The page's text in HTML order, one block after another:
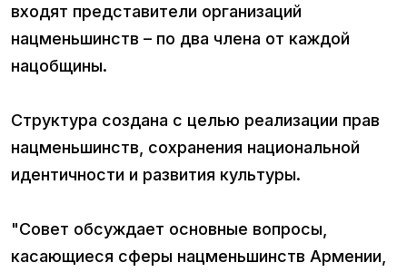
входят представители организаций
нацменьшинств – по два члена от каждой
нацобщины.
Структура создана с целью реализации прав
нацменьшинств, сохранения национальной
идентичности и развития культуры.
"Совет обсуждает основные вопросы,
касающиеся сферы нацменьшинств Армении,